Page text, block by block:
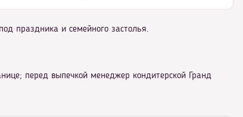
праздника и семейного застолья.
перед выпечкой менеджер кондитерской Гранд